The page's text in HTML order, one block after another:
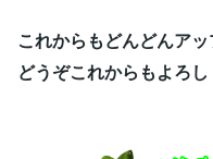
これからもどんどんア
どうぞこれからもよろ